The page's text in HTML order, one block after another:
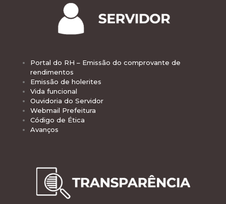
Portal do RH – Emissão do comprovante de
rendimentos
Emissão de holerites
Vida funcional
Ouvidoria do Servidor
Webmail Prefeitura
Código de Ética
Avanços